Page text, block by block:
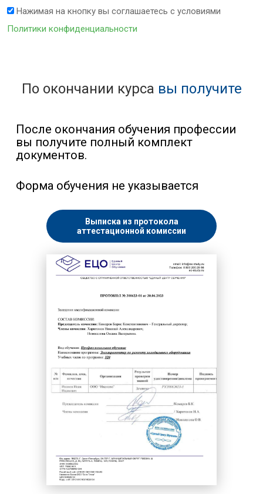
Нажимая на кнопку вы соглашаетесь с условиями
Политики конфиденциальности
По окончании курса вы получите
После окончания обучения профессии
вы получите полный комплект
документов.
Форма обучения не указывается
Выписка из протокола
аттестационной комиссии